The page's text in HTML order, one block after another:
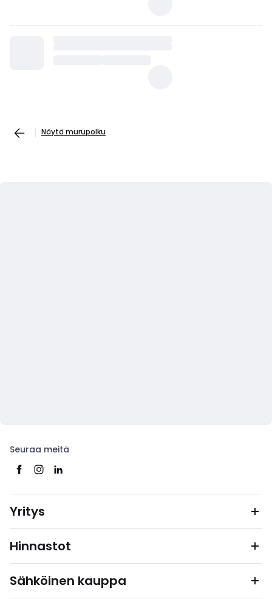
Näytä murupolku
Seuraa meitä
Yritys
Hinnastot
Sähköinen kauppa